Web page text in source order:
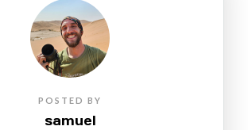
POSTED BY
samuel